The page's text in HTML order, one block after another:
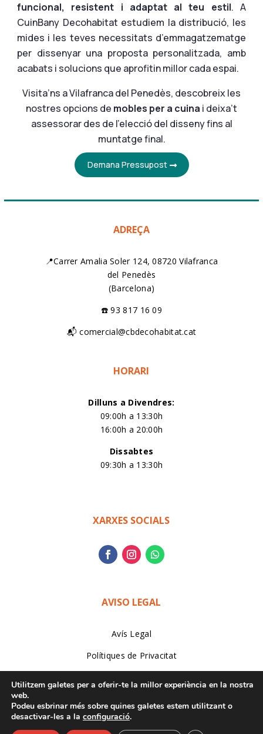
funcional, resistent i adaptat al teu estil. A
CuinBany Decohabitat estudiem la distribució, les
mides i les teves necessitats d’emmagatzematge
per dissenyar una proposta personalitzada, amb
acabats i solucions que aprofitin millor cada espai.
Visita’ns a Vilafranca del Penedès, descobreix les
nostres opcions de mobles per a cuina i deixa’t
assessorar des de l’elecció del disseny fins al
muntatge final.
Demana Pressupost
ADREÇA
📍Carrer Amalia Soler 124, 08720 Vilafranca
del Penedès
(Barcelona)
☎️ 93 817 16 09
📬 comercial@cbdecohabitat.cat
HORARI
Dilluns a Divendres:
09:00h a 13:30h
16:00h a 20:00h
Dissabtes
09:30h a 13:30h
XARXES SOCIALS
AVISO LEGAL
Avís Legal
Polítiques de Privacitat
© 2021 – 2026 CuinBany Decohabitat Vilafranca |
Utilitzem galetes per a oferir-te la millor experiència en la nostra
web.
Podeu esbrinar més sobre quines galetes estem utilitzant o
desactivar-les a la configuració.